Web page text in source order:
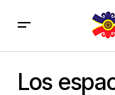
Los